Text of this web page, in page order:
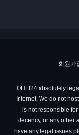
회원가
OHLI24 absolutely
Internet. We do not
is not responsible
decency, or any other
have any legal issues